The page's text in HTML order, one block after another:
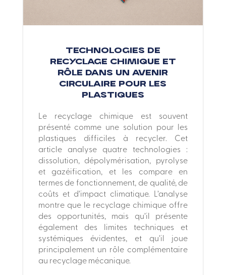
Technologies de
recyclage chimique et
rôle dans un avenir
circulaire pour les
plastiques
Le recyclage chimique est souvent
présenté comme une solution pour les
plastiques difficiles à recycler. Cet
article analyse quatre technologies :
dissolution, dépolymérisation, pyrolyse
et gazéification, et les compare en
termes de fonctionnement, de qualité, de
coûts et d’impact climatique. L’analyse
montre que le recyclage chimique offre
des opportunités, mais qu’il présente
également des limites techniques et
systémiques évidentes, et qu’il joue
principalement un rôle complémentaire
au recyclage mécanique.